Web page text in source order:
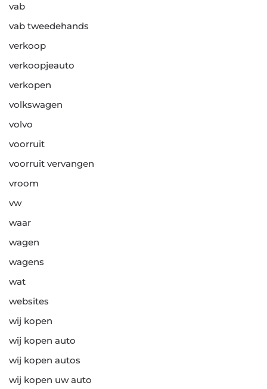
vab
vab tweedehands
verkoop
verkoopjeauto
verkopen
volkswagen
volvo
voorruit
voorruit vervangen
vroom
vw
waar
wagen
wagens
wat
websites
wij kopen
wij kopen auto
wij kopen autos
wij kopen uw auto